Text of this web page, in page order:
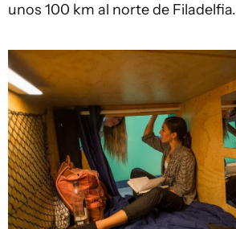
unos 100 km al norte de Filadelfia.